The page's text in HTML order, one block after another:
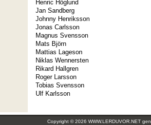
Henric Höglund
Jan Sandberg
Johnny Henriksson
Jonas Carlsson
Magnus Svensson
Mats Björn
Mattias Lageson
Niklas Wennersten
Rikard Hallgren
Roger Larsson
Tobias Svensson
Ulf Karlsson
Copyright © 2026 WWW.LERDUVOR.NET